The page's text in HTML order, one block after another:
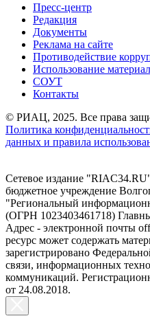
Пресс-центр
Редакция
Документы
Реклама на сайте
Противодействие
Использование
СОУТ
Контакты
© РИАЦ, 2025. Все права
Политика
данных и правила
Сетевое издание
бюджетное учреждение
"Региональный
(ОГРН 1023403461718)
Адрес - электронной почты
ресурс может содержать
зарегистрировано
связи, информационных
коммуникаций.
от 24.08.2018.